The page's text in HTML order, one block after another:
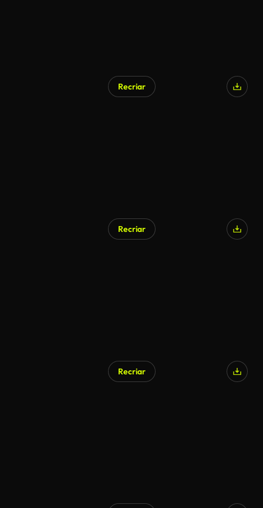
Recriar
Recriar
Recriar